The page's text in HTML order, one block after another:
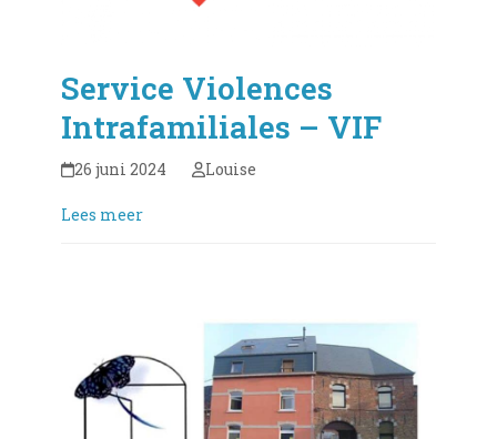
Service Violences
Intrafamiliales – VIF
26 juni 2024 Louise
Lees meer